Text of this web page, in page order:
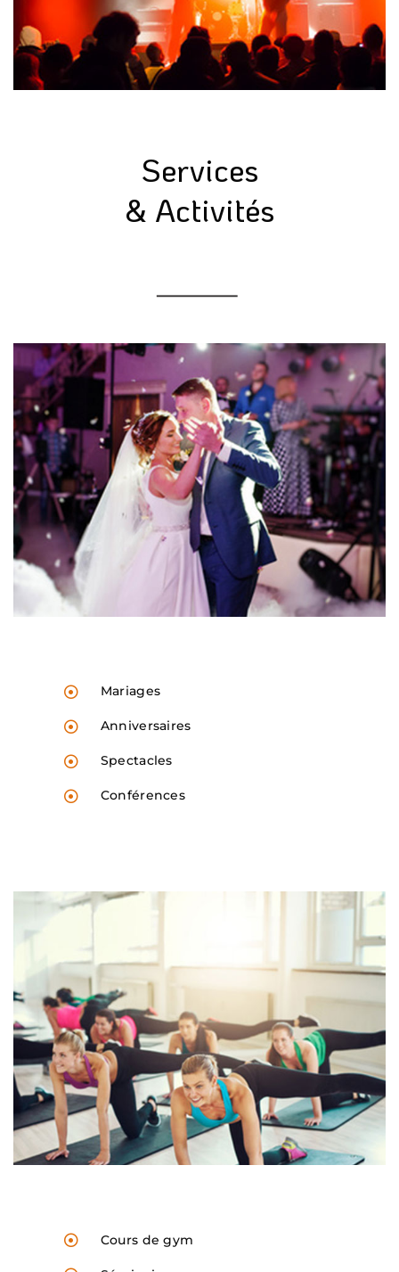
Services
& Activités
Mariages
Anniversaires
Spectacles
Conférences
Cours de gym